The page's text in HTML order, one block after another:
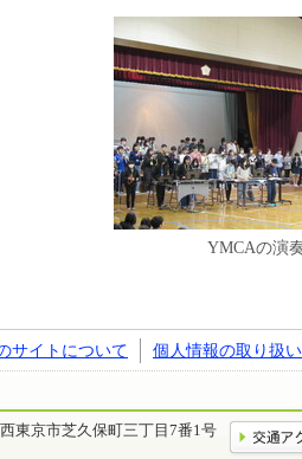
YMCAの演
サイトについて 個人情報の取り扱い
東京市芝久保町三丁目7番1号